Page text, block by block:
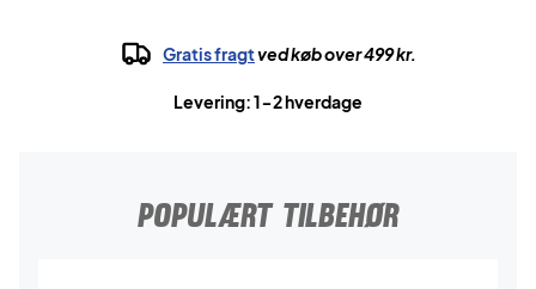
Gratis fragtved køb over 499 kr.
Levering: 1-2 hverdage
POPULÆRT TILBEHØR